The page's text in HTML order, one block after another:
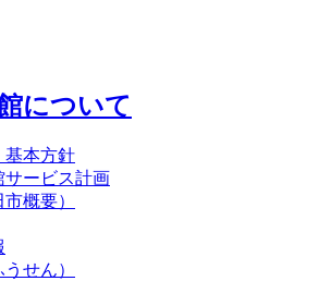
について
基本方針
サービス計画
概要）
せん）